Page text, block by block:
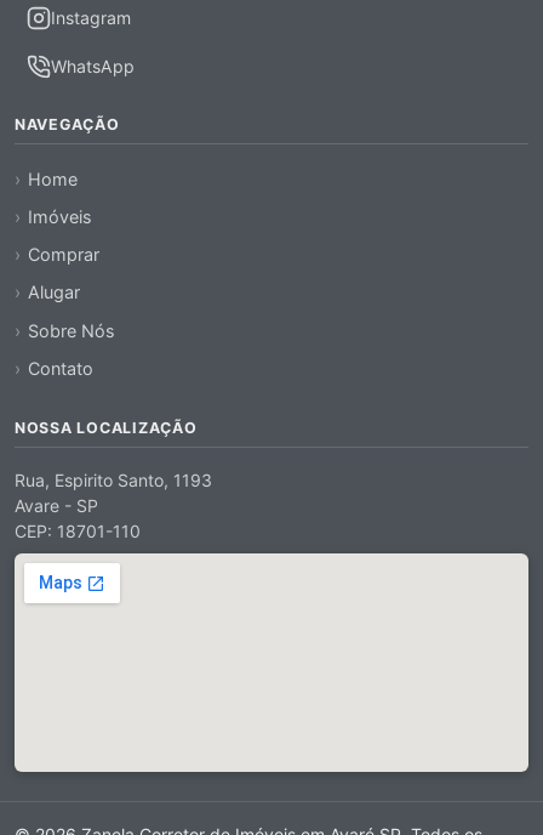
Instagram
WhatsApp
NAVEGAÇÃO
Home
Imóveis
Comprar
Alugar
Sobre Nós
Contato
NOSSA LOCALIZAÇÃO
Rua, Espirito Santo, 1193
Avare - SP
CEP: 18701-110